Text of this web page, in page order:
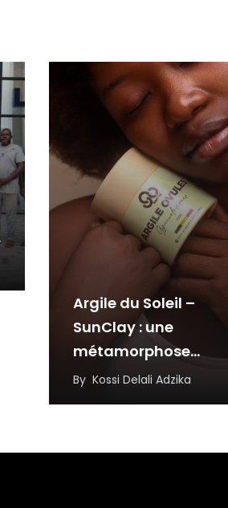
Argile du Soleil –
SunClay : une
métamorphose
inspirée, portée par la
résilience et
By Kossi Delali Adzika